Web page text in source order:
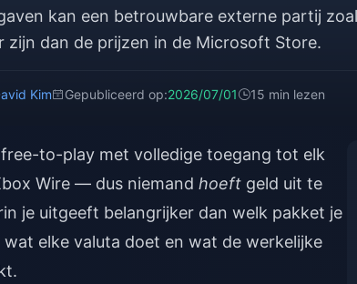
kan een betrouwbare externe partij
zijn dan de prijzen in de Microsoft Store.
Kim Gepubliceerd op:2026/07/01 15 min lezen
to-play met volledige toegang tot elk
Wire — dus niemand hoeft geld uit te
je uitgeeft belangrijker dan welk pakket je
elke valuta doet en wat de werkelijke